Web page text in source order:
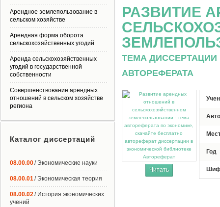
РАЗВИТИЕ
ТЕМА
АВТОРЕФЕРАТА
Автореферат
Читать
Год
Арендное землепользование в
сельском хозяйстве
Арендная форма оборота
сельскохозяйственных угодий
Аренда сельскохозяйственных
угодий в государственной
собственности
Совершенствование арендных
отношений в сельском хозяйстве
региона
Каталог диссертаций
08.00.00/ Экономические науки
08.00.01/ Экономическая теория
08.00.02/ История экономических
учений